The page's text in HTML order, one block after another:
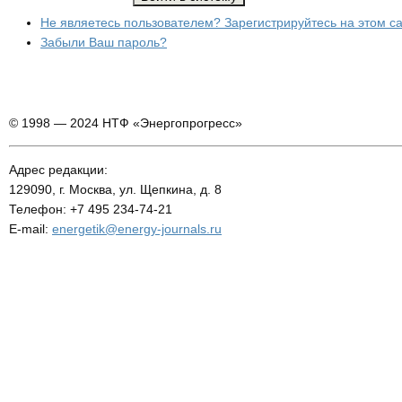
Не являетесь пользователем? Зарегистрируйтесь на этом
Забыли Ваш пароль?
© 1998 — 2024 НТФ «Энергопрогресс»
Адрес редакции:
129090, г. Москва, ул. Щепкина, д. 8
Телефон: +7 495 234-74-21
E-mail: energetik@energy-journals.ru